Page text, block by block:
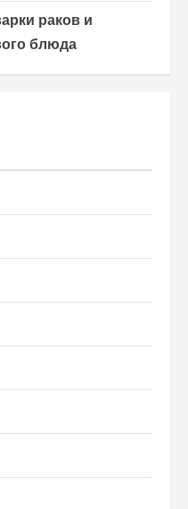
раков и
блюда